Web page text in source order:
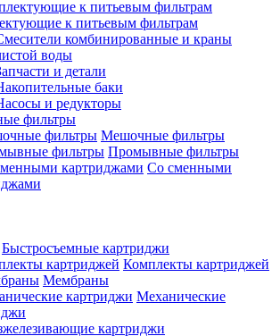
к питьевым фильтрам
комбинированные и краны
воды
и детали
баки
и редукторы
фильтры
Мешочные фильтры
Промывные фильтры
Со сменными
Быстросъемные картриджи
Комплекты картриджей
Мембраны
Механические